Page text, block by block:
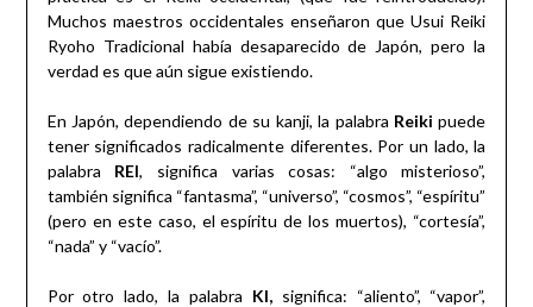
Muchos maestros occidentales enseñaron que Usui Reiki
Ryoho Tradicional había desaparecido de Japón, pero la
verdad es que aún sigue existiendo.
En Japón, dependiendo de su kanji, la palabra Reiki puede
tener significados radicalmente diferentes. Por un lado, la
palabra REI, significa varias cosas: “algo misterioso”,
también significa “fantasma”, “universo”, “cosmos”, “espíritu”
(pero en este caso, el espíritu de los muertos), “cortesía”,
“nada” y “vacío”.
Por otro lado, la palabra KI,significa: “aliento”, “vapor”,